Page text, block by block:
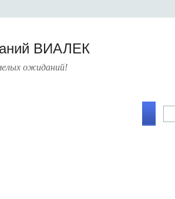
ВИАЛЕК
ожиданий!